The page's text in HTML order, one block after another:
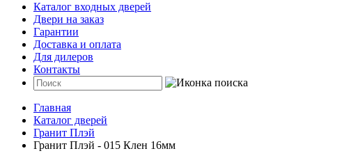
Каталог входных дверей
Двери на заказ
Гарантии
Доставка и оплата
Для дилеров
Контакты
Главная
Каталог дверей
Гранит Плэй
Гранит Плэй - 015 Клен 16мм